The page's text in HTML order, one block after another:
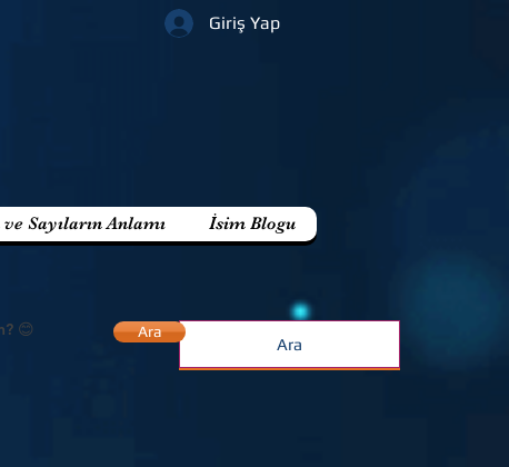
Giriş Yap
Sayıların Anlamı İsim Blogu
😊 Ara